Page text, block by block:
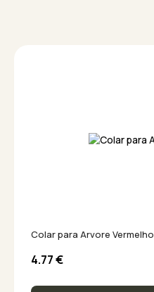
Colar para Arvore Vermelho
4.77€